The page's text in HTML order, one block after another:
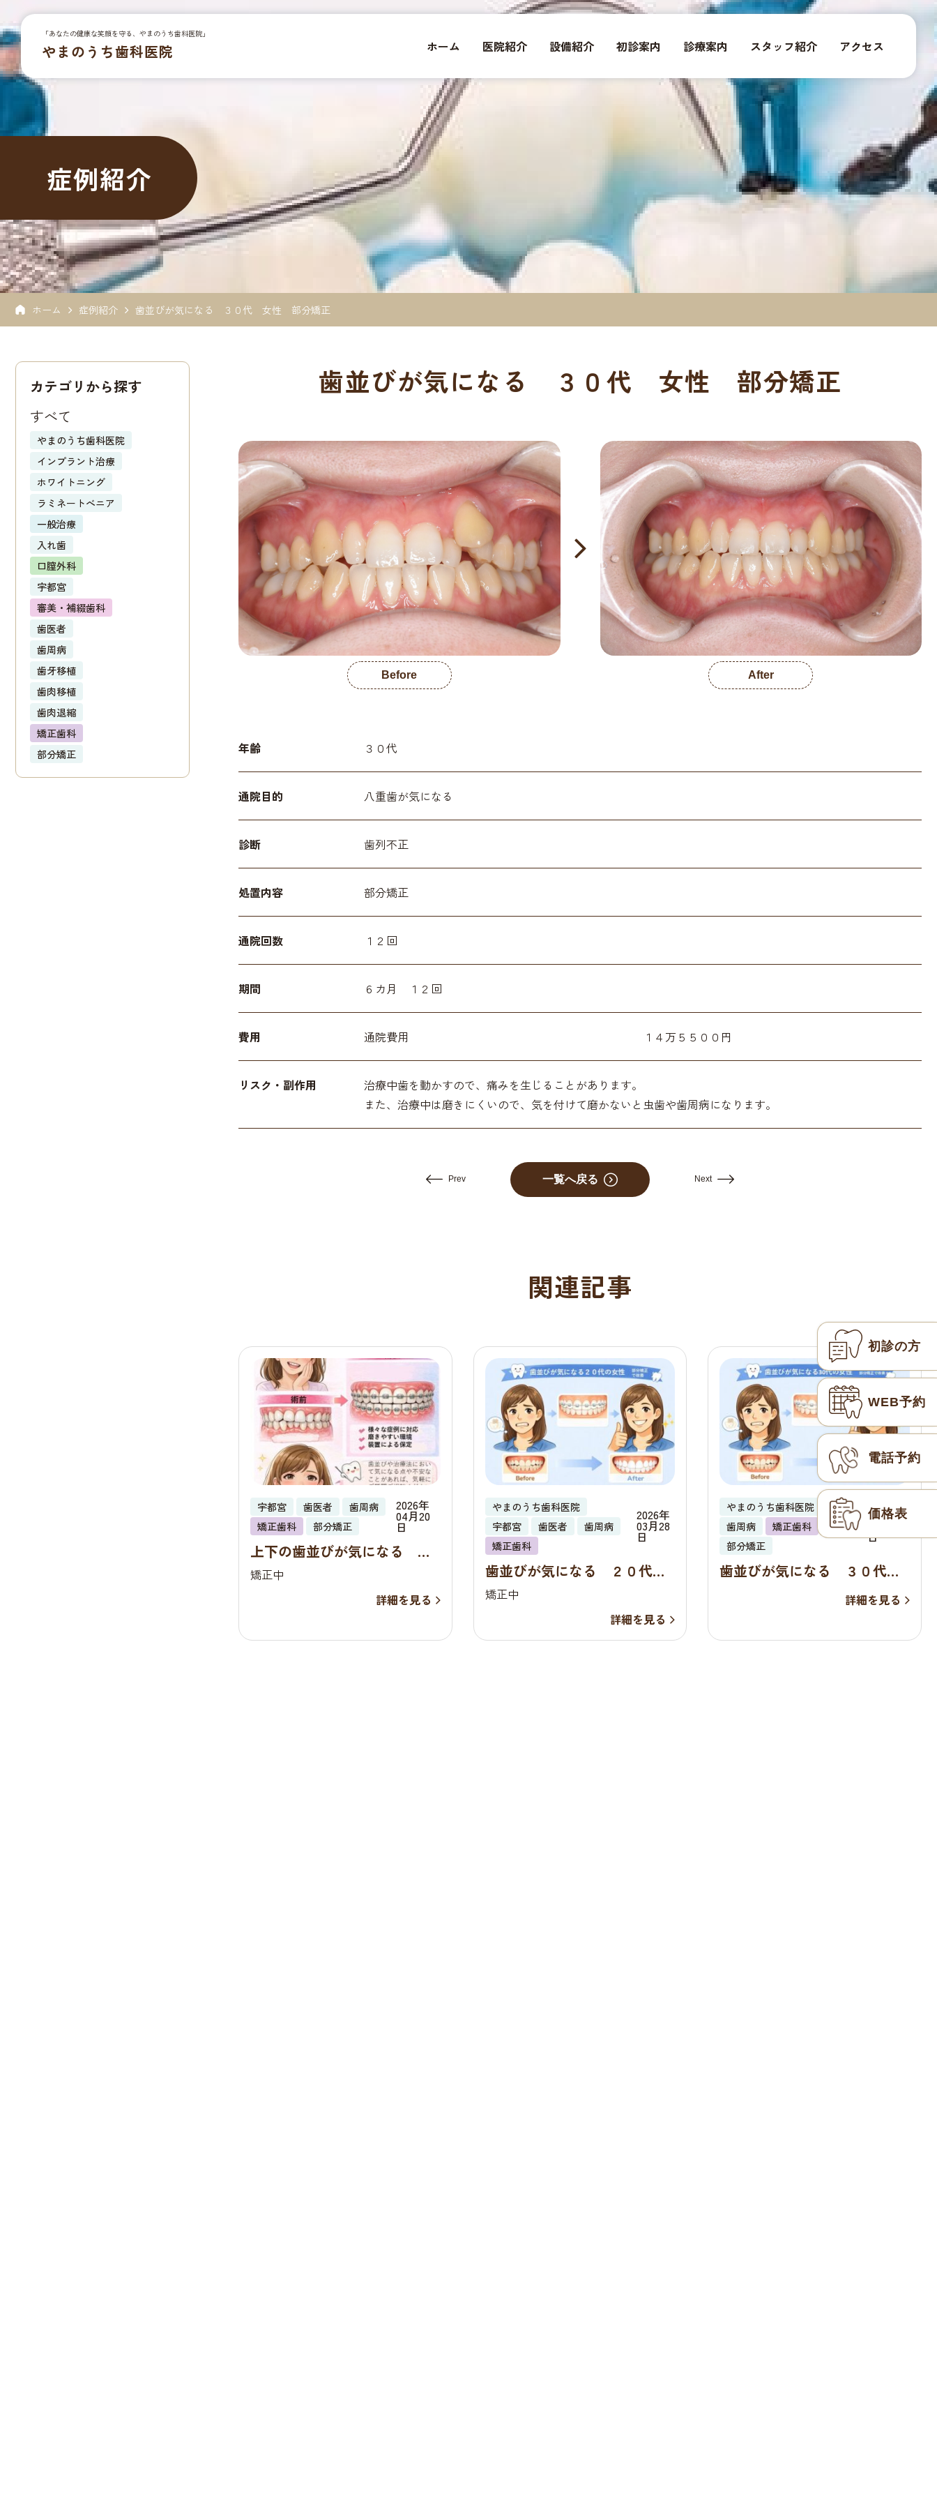
「あなたの健康な笑顔を守る、やまのうち歯科医院」
やまのうち歯科医院 ホーム 医院紹介 設備紹介 初診案内 診療案内 スタッフ紹介 アクセス
症例紹介
ホーム 症例紹介 歯並びが気になる ３０代 女性 部分矯正
歯並びが気になる ３０代 女性 部分矯正
Before After
年齢 ３０代
通院目的 八重歯が気になる
診断 歯列不正
処置内容 部分矯正
通院回数 １２回
期間 ６カ月 １２回
費用 通院費用 １４万５５００円
リスク・副作用
治療中歯を動かすので、痛みを生じることがあります。
また、治療中は磨きにくいので、気を付けて磨かないと虫歯や歯周病になります。
Prev 一覧へ戻る Next
関連記事
宇都宮 歯医者
歯周病
矯正歯科
部分矯正
2026年
04月20
日
上下の歯並びが気になる ４
０代 女性 部分矯正
矯正中
詳細を見る
やまのうち歯科医院
宇都宮
歯医者
歯周病
矯正歯科
2026年
03月28
日
歯並びが気になる ２０代
女性 部分矯正
矯正中
詳細を見る
やまのうち歯科医院
歯周病
矯正歯科
部分矯正
2026年
02月09
日
歯並びが気になる ３０代
詳細を見る
カテゴリから探す
すべて
やまのうち歯科医院
インプラント治療
ホワイトニング
ラミネートべニア
一般治療
入れ歯
口膣外科
宇都宮
審美・補綴歯科
歯医者
歯周病
歯牙移植
歯肉移植
歯肉退縮
矯正歯科
部分矯正
初診の方
WEB予約
電話予約
価格表